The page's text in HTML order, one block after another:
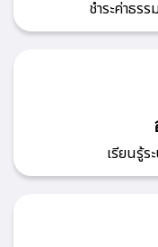
ชำระค่าธร
เรียนรู้